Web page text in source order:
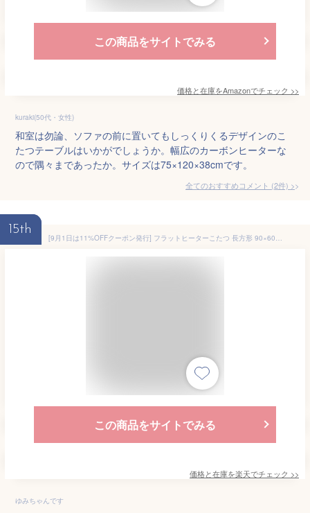
この商品をサイトでみる
価格と在庫をAmazonでチェック >>
kuraki(50代・女性)
和室は勿論、ソファの前に置いてもしっくりくるデザインのこ
たつテーブルはいかがでしょうか。幅広のカーボンヒーターな
ので隅々まであったか。サイズは75×120×38cmです。
全てのおすすめコメント (2件) >
15th
[9月1日は11%OFFクーポン発行] フラットヒーターこたつ 長方形 90×60 / テーブル 単品 折れ脚 折りたたみ コンパクト おすすめ 人気ランキング 薄型ヒーターこたつ 安い 激安 シンプル オールシーズン
この商品をサイトでみる
価格と在庫を楽天でチェック >>
ゆみちゃんです